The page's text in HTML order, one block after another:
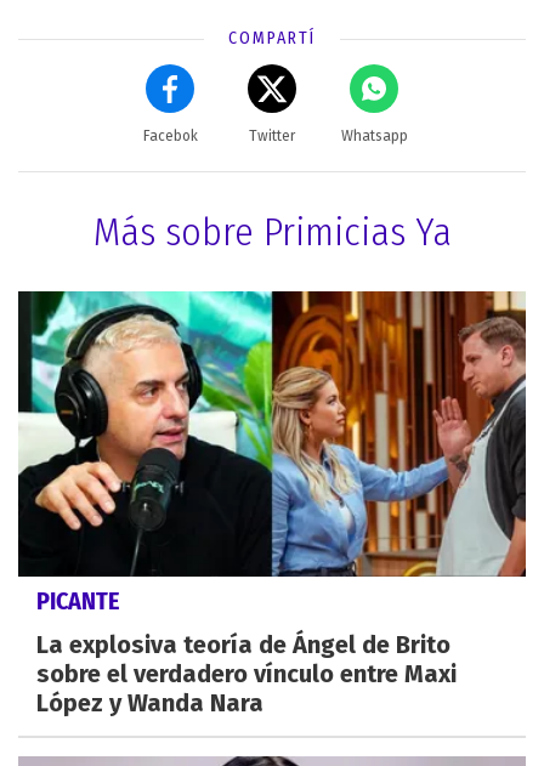
COMPARTÍ
Facebok Twitter Whatsapp
Más sobre Primicias Ya
PICANTE
La explosiva teoría de Ángel de Brito
sobre el verdadero vínculo entre Maxi
López y Wanda Nara